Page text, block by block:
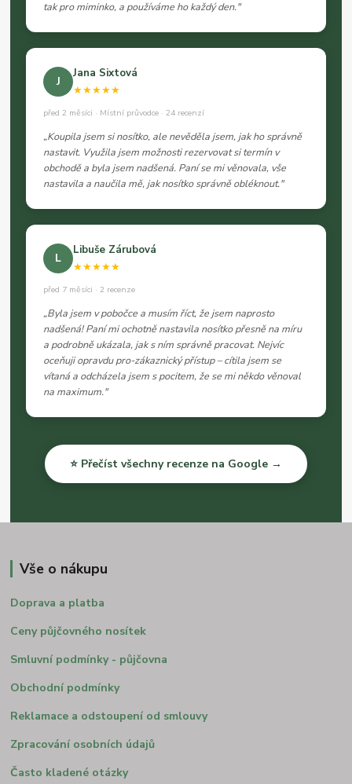
tak pro miminko, a používáme ho každý den."
J
Jana Sixtová
★★★★★
před 2 měsíci · Místní průvodce · 24 recenzí
„Koupila jsem si nosítko, ale nevěděla jsem, jak ho správně
nastavit. Využila jsem možnosti rezervovat si termín v
obchodě a byla jsem nadšená. Paní se mi věnovala, vše
nastavila a naučila mě, jak nosítko správně obléknout."
L
Libuše Zárubová
★★★★★
před 7 měsíci · 2 recenze
„Byla jsem v pobočce a musím říct, že jsem naprosto
nadšená! Paní mi ochotně nastavila nosítko přesně na míru
a podrobně ukázala, jak s ním správně pracovat. Nejvíc
oceňuji opravdu pro-zákaznický přístup – cítila jsem se
vítaná a odcházela jsem s pocitem, že se mi někdo věnoval
na maximum."
⭐ Přečíst všechny recenze na Google →
Vše o nákupu
Doprava a platba
Ceny půjčovného nosítek
Smluvní podmínky - půjčovna
Obchodní podmínky
Reklamace a odstoupení od smlouvy
Zpracování osobních údajů
Často kladené otázky